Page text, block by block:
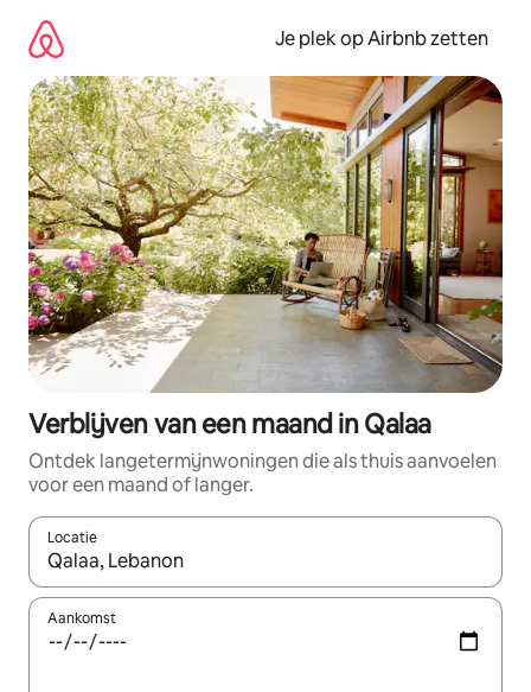
direct
naar
inhoud
Je plek op Airbnb zetten
Verblijven van een maand in Qalaa
Ontdek langetermijnwoningen die als thuis aanvoelen
voor een maand of langer.
Locatie
Wanneer er resultaten beschikbaar zijn, maak je een keuze
Aankomst